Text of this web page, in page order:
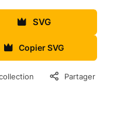
SVG
Copier SVG
Partager